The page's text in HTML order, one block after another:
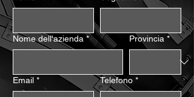
Nome dell'azienda * Provincia *
Email * Telefono *